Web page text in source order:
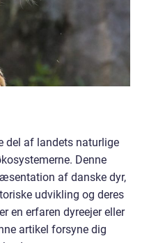
del af landets naturlige
Denne
af danske dyr,
udvikling og deres
en erfaren dyreejer eller
artikel forsyne dig